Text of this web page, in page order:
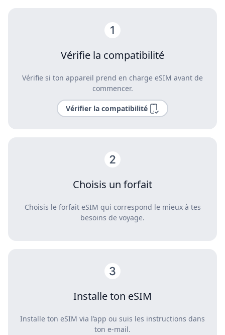
Vérifie la compatibilité
Vérifie si ton appareil prend en charge eSIM avant de
commencer.
Vérifier la compatibilité
Choisis un forfait
Choisis le forfait eSIM qui correspond le mieux à tes
besoins de voyage.
Installe ton eSIM
Installe ton eSIM via l’app ou suis les instructions dans
ton e-mail.